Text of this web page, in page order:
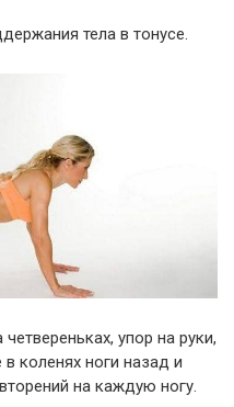
тела в тонусе.
упор на руки,
коленях ноги назад и
на каждую ногу.